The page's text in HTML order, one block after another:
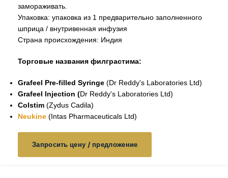
замораживать.
Упаковка: упаковка из 1 предварительно заполненного
шприца / внутривенная инфузия
Страна происхождения: Индия
Торговые названия филграстима:
Grafeel Pre-filled Syringe (Dr Reddy's Laboratories Ltd)
Grafeel Injection (Dr Reddy's Laboratories Ltd)
Colstim (Zydus Cadila)
Neukine (Intas Pharmaceuticals Ltd)
Запросить цену / предложение